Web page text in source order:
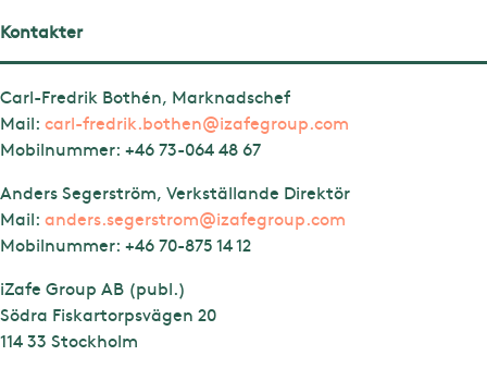
Kontakter
Carl-Fredrik Bothén, Marknadschef
Mail: carl-fredrik.bothen@izafegroup.com
Mobilnummer: +46 73-064 48 67
Anders Segerström, Verkställande Direktör
Mail: anders.segerstrom@izafegroup.com
Mobilnummer: +46 70-875 14 12
iZafe Group AB (publ.)
Södra Fiskartorpsvägen 20
114 33 Stockholm